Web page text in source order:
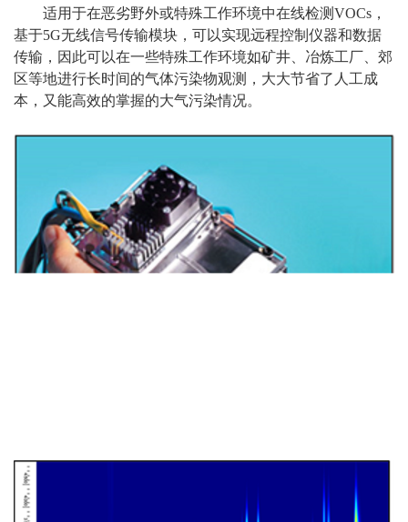
适用于在恶劣野外或特殊工作环境中在线检测VOCs，
基于5G无线信号传输模块，可以实现远程控制仪器和数据
传输，因此可以在一些特殊工作环境如矿井、冶炼工厂、郊
区等地进行长时间的气体污染物观测，大大节省了人工成
本，又能高效的掌握的大气污染情况。